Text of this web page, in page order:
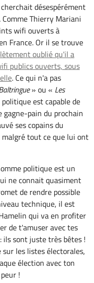
désespérément
Thierry Mariani
wifi ouverts à
France. Or il se trouve
oublié qu'il a
publics ouverts, sous
. Ce qui n'a pas
» ou « Les
est capable de
pain du prochain
ses copains du
tout ce que lui ont
politique est un
ne connait quasiment
de rendre possible
technique, il est
qui va en profiter
de t'amuser avec tes
ils sont juste très bêtes !
les listes électorales,
élection avec ton
!